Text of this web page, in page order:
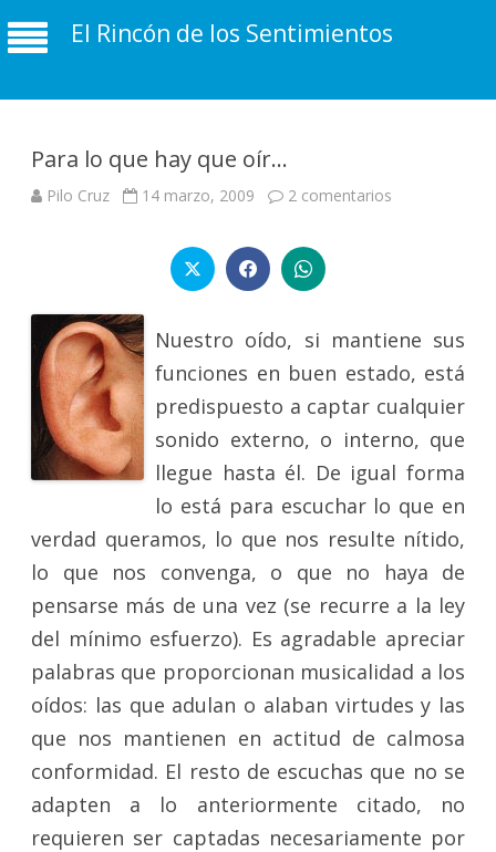
El Rincón de los Sentimientos
Para lo que hay que oír…
Pilo Cruz 14 marzo, 2009 2 comentarios
Nuestro oído, si mantiene sus
funciones en buen estado, está
predispuesto a captar cualquier
sonido externo, o interno, que
llegue hasta él. De igual forma
lo está para escuchar lo que en
verdad queramos, lo que nos resulte nítido,
lo que nos convenga, o que no haya de
pensarse más de una vez (se recurre a la ley
del mínimo esfuerzo). Es agradable apreciar
palabras que proporcionan musicalidad a los
oídos: las que adulan o alaban virtudes y las
que nos mantienen en actitud de calmosa
conformidad. El resto de escuchas que no se
adapten a lo anteriormente citado, no
requieren ser captadas necesariamente por